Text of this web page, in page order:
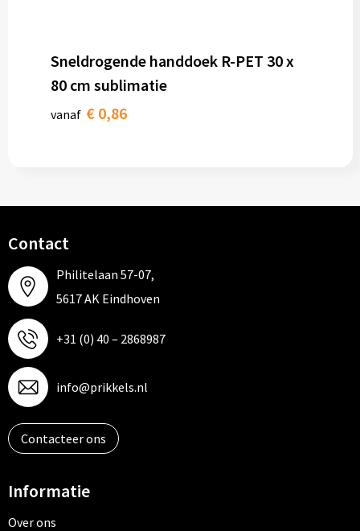
Sneldrogende handdoek R-PET 30 x
80 cm sublimatie
vanaf € 0,86
Contact
Philitelaan 57-07,
5617 AK Eindhoven
+31 (0) 40 – 2868987
info@prikkels.nl
Contacteer ons
Informatie
Over ons